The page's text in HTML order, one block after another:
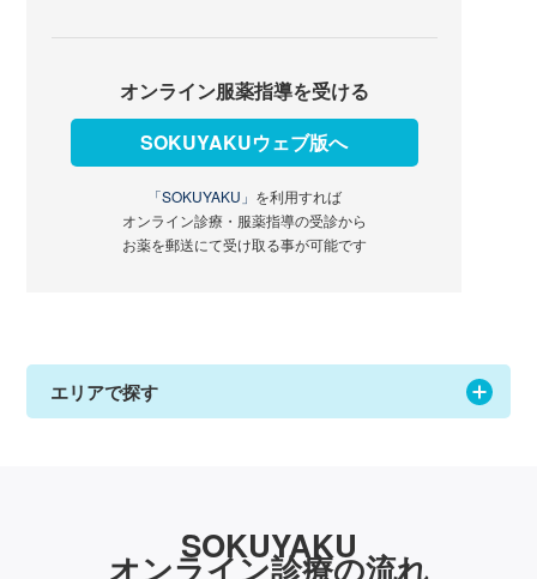
オンライン服薬指導を受ける
SOKUYAKUウェブ版へ
「SOKUYAKU」 を利用すれば
オンライン診療・服薬指導の受診から
お薬を郵送にて受け取る事が可能です
エリアで探す
SOKUYAKU
オンライン診療の流れ